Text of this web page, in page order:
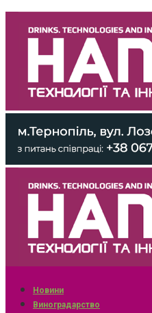
Новини
Виноградарство